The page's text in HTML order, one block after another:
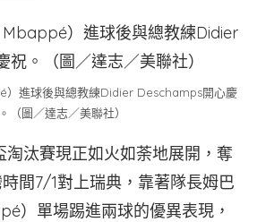
進球後與總教練Didier Deschamps開心慶
（圖／達志／美聯社）
淘汰賽現正如火如荼地展開，奪
間7/1對上瑞典，靠著隊長姆巴
）單場踢進兩球的優異表現，